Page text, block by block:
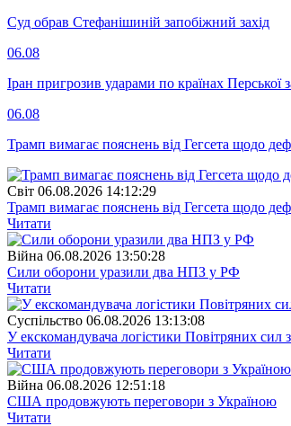
Суд обрав Стефанішиній запобіжний захід
06.08
Іран пригрозив ударами по країнах Перської
06.08
Трамп вимагає пояснень від Гегсета щодо
Свiт 06.08.2026 14:12:29
Трамп вимагає пояснень від Гегсета щодо
Читати
Війна 06.08.2026 13:50:28
Сили оборони уразили два НПЗ у РФ
Читати
Суспiльство 06.08.2026 13:13:08
У екскомандувача логістики Повітряних
Читати
Війна 06.08.2026 12:51:18
США продовжують переговори з Україною
Читати